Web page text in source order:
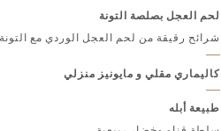
لحم العجل بصلصة التونة
شرائح رقيقة من لحم العجل الوردي مع
كاليماري مقلي و مايونيز منزلي
طبيعة أبله